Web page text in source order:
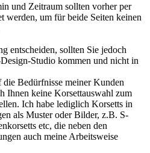
und Zeitraum sollten vorher per
werden, um für beide Seiten keinen
entscheiden, sollten Sie jedoch
Studio kommen und nicht in
Bedürfnisse meiner Kunden
Ihnen keine Korsettauswahl zum
Ich habe lediglich Korsetts in
als Muster oder Bilder, z.B. S-
etc, die neben den
auch meine Arbeitsweise